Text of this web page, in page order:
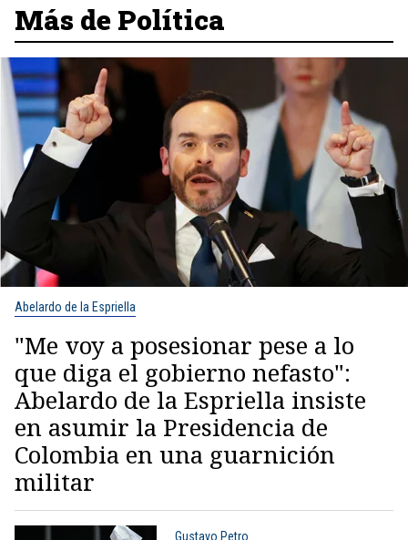
Más de Política
Abelardo de la Espriella
"Me voy a posesionar pese a lo
que diga el gobierno nefasto":
Abelardo de la Espriella insiste
en asumir la Presidencia de
Colombia en una guarnición
militar
Gustavo Petro